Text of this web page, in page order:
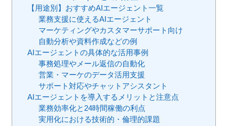
【用途別】おすすめAIエージェント一覧
業務支援に使えるAIエージェント
マーケティングやカスタマーサポート向け
自動分析や資料作成などの例
AIエージェントの具体的な活用事例
事務処理やメール返信の自動化
営業・マーケのデータ活用支援
サポート対応やチャットアシスタント
AIエージェントを導入するメリットと注意点
業務効率化と24時間稼働の利点
実用化における技術的・倫理的課題